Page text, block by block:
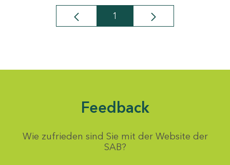
Seite
1
Feedback
Wie zufrieden sind Sie mit der Website der
SAB?